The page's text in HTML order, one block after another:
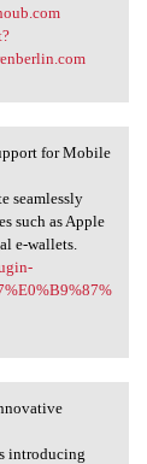
for Mobile
seamlessly
such as Apple
e-wallets.
introducing